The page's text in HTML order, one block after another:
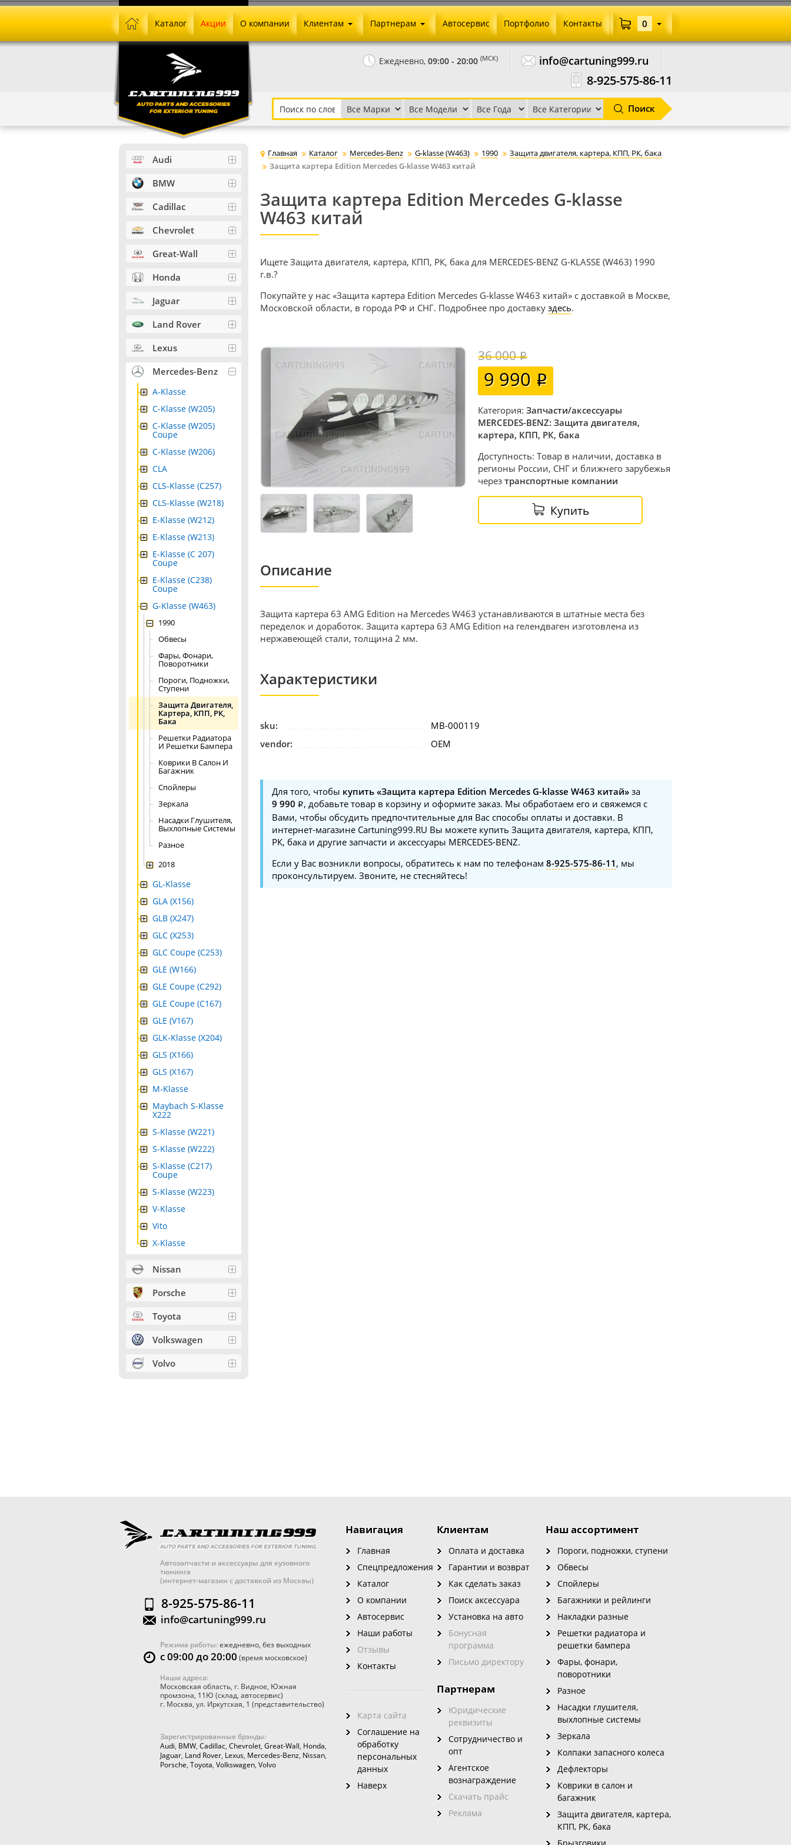
Ежедневно, 09:00 - 20:00 (МСК) info@cartuning999.ru
8-925-575-86-11
Поиск
Каталог Акции О компании Клиентам
Как сделать заказ
Установка на авто
Письмо директору
Партнерам
Агентское вознаграждение
Скачать прайс
Автосервис Портфолио Контакты 0
Главная Каталог Mercedes-Benz G-klasse (W463) 1990
Защита двигателя, картера, КПП, РК, бака
Защита картера Edition Mercedes G-klasse W463 китай
Защита картера Edition Mercedes G-klasse
W463 китай
Ищете Защита двигателя, картера, КПП, РК, бака для MERCEDES-BENZ G-KLASSE (W463) 1990
г.в.?
Покупайте у нас «Защита картера Edition Mercedes G-klasse W463 китай» с доставкой в Москве,
Московской области, в города РФ и СНГ. Подробнее про доставку здесь.
36 000
9 990
Категория: Запчасти/аксессуары
MERCEDES-BENZ: Защита двигателя,
картера, КПП, РК, бака
Доступность: Товар в наличии, доставка в
регионы России, СНГ и ближнего зарубежья
через транспортные компании
Купить
Описание
Защита картера 63 AMG Edition на Mercedes W463 устанавливаются в штатные места без
переделок и доработок. Защита картера 63 AMG Edition на гелендваген изготовлена из
нержавеющей стали, толщина 2 мм.
Характеристики
sku:
MB-000119
vendor:
OEM
Для того, чтобы купить «Защита картера Edition Mercedes G-klasse W463 китай» за
9 990
, добавьте товар в корзину и оформите заказ. Мы обработаем его и свяжемся с
Вами, чтобы обсудить предпочтительные для Вас способы оплаты и доставки. В
интернет-магазине Cartuning999.RU Вы можете купить Защита двигателя, картера, КПП,
РК, бака и другие запчасти и аксессуары MERCEDES-BENZ.
Если у Вас возникли вопросы, обратитесь к нам по телефонам 8-925-575-86-11 , мы
проконсультируем. Звоните, не стесняйтесь!
Audi
BMW
Cadillac
Chevrolet
Great-Wall
Honda
Jaguar
Land Rover
Lexus
Mercedes-Benz
A-Klasse
C-Klasse (W205)
C-Klasse (W205)
Coupe
C-Klasse (W206)
CLA
CLS-Klasse (C257)
CLS-Klasse (W218)
E-Klasse (W212)
E-Klasse (W213)
E-Klasse (C 207)
Coupe
E-Klasse (C238)
Coupe
G-Klasse (W463)
1990
Обвесы
Фары, Фонари,
Поворотники
Пороги, Подножки,
Ступени
Защита Двигателя,
Картера, КПП, РК,
Бака
Решетки Радиатора
И Решетки Бампера
Коврики В Салон И
Багажник
Спойлеры
Зеркала
Насадки Глушителя,
Выхлопные Системы
Разное
2018
GL-Klasse
GLA (X156)
GLB (X247)
GLC (X253)
GLC Coupe (C253)
GLE (W166)
GLE Coupe (C292)
GLE Coupe (C167)
GLE (V167)
GLK-Klasse (X204)
GLS (X166)
GLS (X167)
M-Klasse
Maybach S-Klasse
X222
S-Klasse (W221)
S-Klasse (W222)
S-Klasse (C217)
Coupe
S-Klasse (W223)
V-Klasse
Vito
X-Klasse
Nissan
Porsche
Toyota
Volkswagen
Volvo
Автозапчасти и аксессуары для кузовного
тюнинга
(интернет-магазин с доставкой из Москвы)
8-925-575-86-11
info@cartuning999.ru
Режима работы:ежедневно, без выходных
с 09:00 до 20:00 (время московское)
Наши адреса:
Московская область, г. Видное, Южная
промзона, 11Ю (склад, автосервис)
г. Москва, ул. Иркутская, 1 (представительство)
Зарегистрированные брэнды:
Audi, BMW, Cadillac, Chevrolet, Great-Wall, Honda,
Jaguar, Land Rover, Lexus, Mercedes-Benz, Nissan,
Porsche, Toyota, Volkswagen, Volvo
Наш ассортимент
Пороги, подножки, ступени
Обвесы
Спойлеры
Багажники и рейлинги
Накладки разные
Решетки радиатора и
решетки бампера
Фары, фонари,
поворотники
Разное
Насадки глушителя,
выхлопные системы
Зеркала
Колпаки запасного колеса
Дефлекторы
Коврики в салон и
багажник
Защита двигателя, картера,
КПП, РК, бака
Навигация
Главная
Спецпредложения
Каталог
О компании
Автосервис
Наши работы
Отзывы
Контакты
Карта сайта
Соглашение на
обработку
персональных
данных
Наверх
Клиентам
Оплата и доставка
Гарантии и возврат
Как сделать заказ
Поиск аксессуара
Установка на авто
Бонусная
программа
Письмо директору
Партнерам
Юридические
реквизиты
Сотрудничество и
опт
Агентское
вознаграждение
Скачать прайс
Реклама